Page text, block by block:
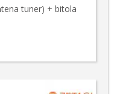
tuner) + bitola